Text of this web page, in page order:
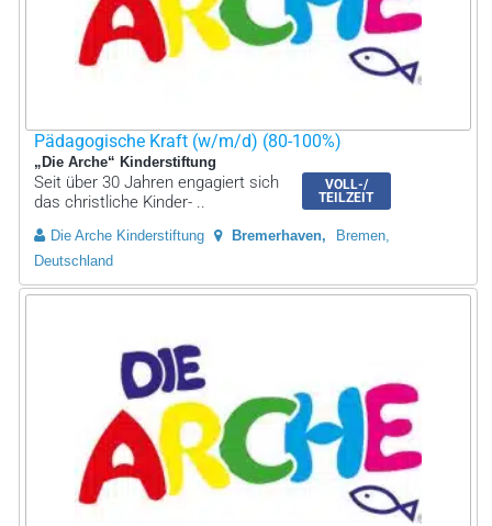
Pädagogische Kraft (w/m/d) (80-100%)
„Die Arche“ Kinderstiftung
VOLL-/
TEILZEIT
Seit über 30 Jahren engagiert sich
das christliche Kinder- ..
Die Arche Kinderstiftung Bremerhaven
Bremen,
Deutschland